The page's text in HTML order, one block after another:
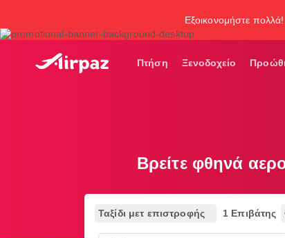
Εξοικονομήστε πολλά!
Πτήση Ξενοδοχείο
Βρείτε φθηνά
Ταξίδι μετ επιστροφής 1 Επιβάτης